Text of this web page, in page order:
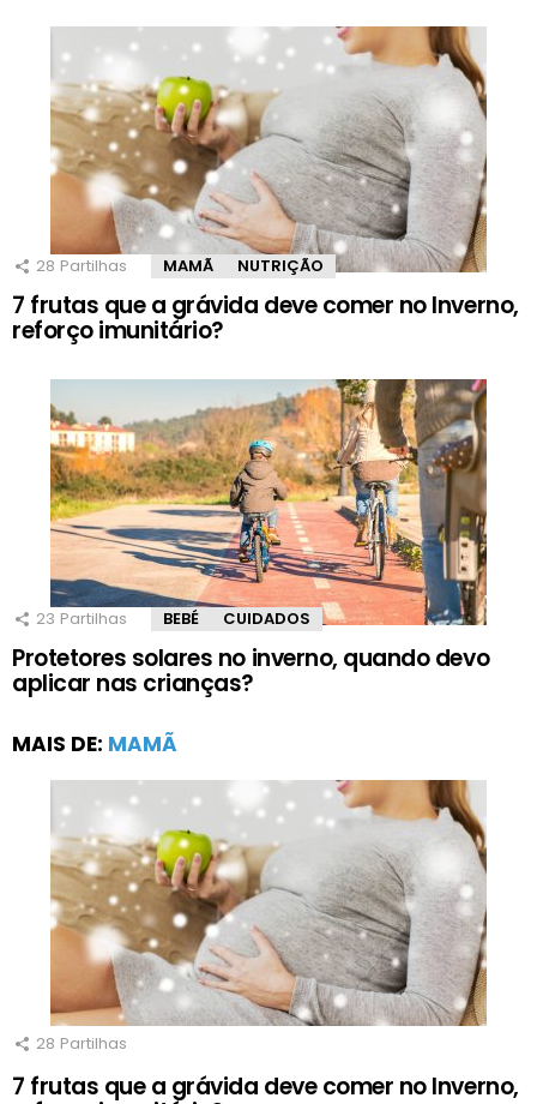
28 Partilhas MAMÃ NUTRIÇÃO
7 frutas que a grávida deve comer no Inverno,
reforço imunitário?
23 Partilhas BEBÉ CUIDADOS
Protetores solares no inverno, quando devo
aplicar nas crianças?
MAIS DE: MAMÃ
28 Partilhas
7 frutas que a grávida deve comer no Inverno,